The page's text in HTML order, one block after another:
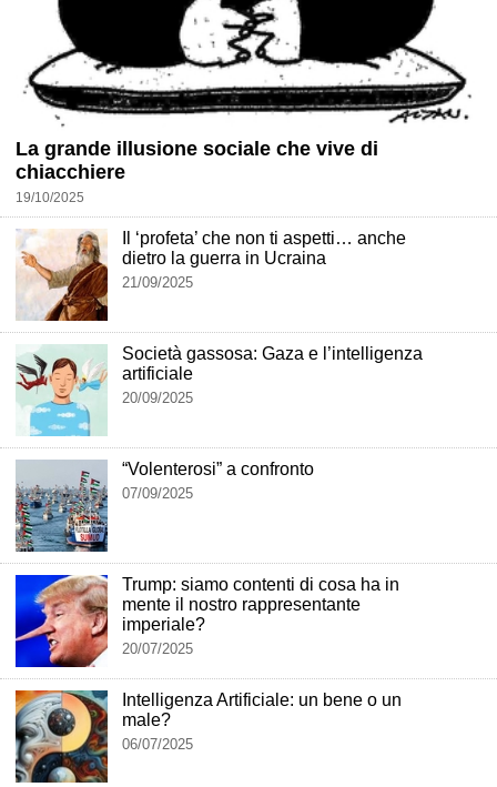
La grande illusione sociale che vive di
chiacchiere
19/10/2025
Il ‘profeta’ che non ti aspetti… anche
dietro la guerra in Ucraina
21/09/2025
Società gassosa: Gaza e l’intelligenza
artificiale
20/09/2025
“Volenterosi” a confronto
07/09/2025
Trump: siamo contenti di cosa ha in
mente il nostro rappresentante
imperiale?
20/07/2025
Intelligenza Artificiale: un bene o un
male?
06/07/2025